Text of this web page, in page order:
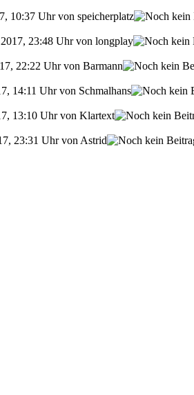
10:37 Uhr von speicherplatz
23:48 Uhr von longplay
22:22 Uhr von Barmann
14:11 Uhr von Schmalhans
13:10 Uhr von Klartext
23:31 Uhr von Astrid